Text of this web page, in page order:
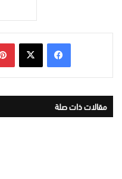
مقالات ذات صلة